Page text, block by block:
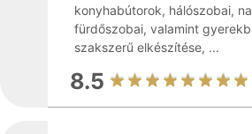
konyhabútorok, hálószobai,
fürdőszobai, valamint
szakszerű elkészítése, ...
8.5